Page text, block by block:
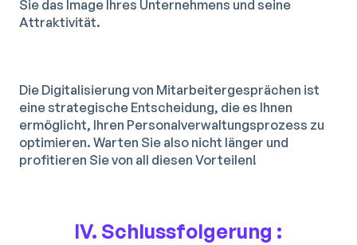
Sie das Image Ihres Unternehmens und seine
Attraktivität.
Die Digitalisierung von Mitarbeitergesprächen ist
eine strategische Entscheidung, die es Ihnen
ermöglicht, Ihren Personalverwaltungsprozess zu
optimieren. Warten Sie also nicht länger und
profitieren Sie von all diesen Vorteilen!
IV. Schlussfolgerung :